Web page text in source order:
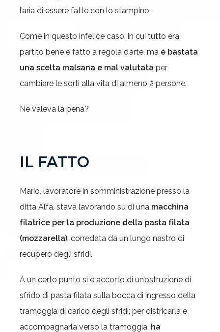
l’aria di essere fatte con lo stampino…
Come in questo infelice caso, in cui tutto era
partito bene e fatto a regola d’arte, ma è bastata
una scelta malsana e mal valutata per
cambiare le sorti alla vita di almeno 2 persone.
Ne valeva la pena?
IL FATTO
Mario, lavoratore in somministrazione presso la
ditta Alfa, stava lavorando su di una macchina
filatrice per la produzione della pasta filata
(mozzarella), corredata da un lungo nastro di
recupero degli sfridi.
A un certo punto si è accorto di un’ostruzione di
sfrido di pasta filata sulla bocca di ingresso della
tramoggia di carico degli sfridi; per districarla e
accompagnarla verso la tramoggia, ha